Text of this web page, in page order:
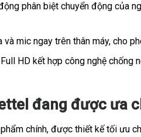
phân biệt chuyển động của
mic ngay trên thân máy, cho
HD kết hợp công nghệ chống
đang được ưa
chính, được thiết kế tối ưu